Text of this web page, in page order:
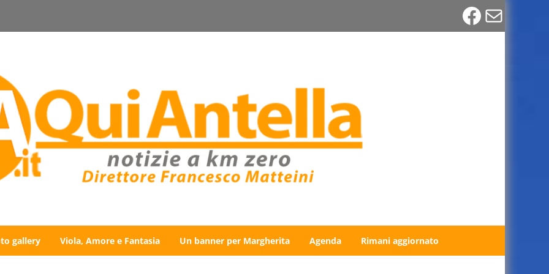
Email
gallery Viola, Amore e Fantasia Un banner per Margherita Agenda Rimani aggiornato